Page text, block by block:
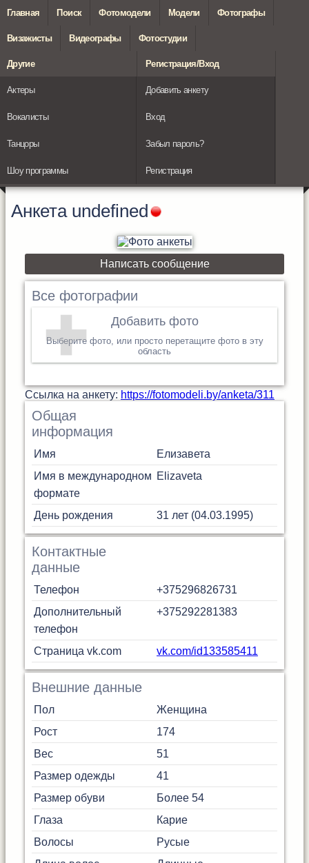
Главная Поиск Фотомодели Модели Фотографы
Визажисты Видеографы Фотостудии
Другие
Актеры
Вокалисты
Танцоры
Шоу программы
Регистрация/Вход
Добавить анкету
Вход
Забыл пароль?
Регистрация
Анкета undefined
Написать сообщение
Все фотографии
Добавить фото
Выберите фото, или просто перетащите фото в эту
область
Cсылка на анкету: https://fotomodeli.by/anketa/311
Общая
информация
Имя
Елизавета
Имя в международном
формате
Elizaveta
День рождения 31 лет (04.03.1995)
Контактные
данные
Телефон
+375296826731
Дополнительный
телефон
+375292281383
Страница vk.com vk.com/id133585411
Внешние данные
Пол
Женщина
Рост
174
Вес
51
Размер одежды
41
Размер обуви
Более 54
Глаза
Карие
Волосы
Русые